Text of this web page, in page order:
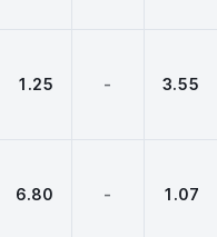
1.25 - 3.55
6.80 - 1.07